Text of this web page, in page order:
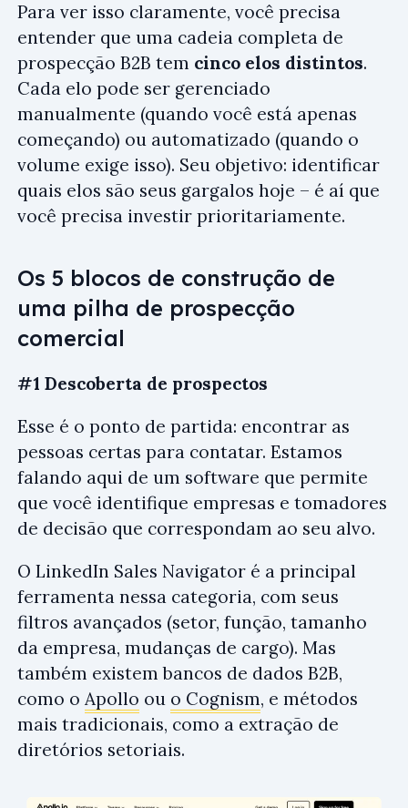
Para ver isso claramente, você precisa
entender que uma cadeia completa de
prospecção B2B tem cinco elos distintos.
Cada elo pode ser gerenciado
manualmente (quando você está apenas
começando) ou automatizado (quando o
volume exige isso). Seu objetivo: identificar
quais elos são seus gargalos hoje – é aí que
você precisa investir prioritariamente.
Os 5 blocos de construção de
uma pilha de prospecção
comercial
#1 Descoberta de prospectos
Esse é o ponto de partida: encontrar as
pessoas certas para contatar. Estamos
falando aqui de um software que permite
que você identifique empresas e tomadores
de decisão que correspondam ao seu alvo.
O LinkedIn Sales Navigator é a principal
ferramenta nessa categoria, com seus
filtros avançados (setor, função, tamanho
da empresa, mudanças de cargo). Mas
também existem bancos de dados B2B,
como o Apollo ou o Cognism, e métodos
mais tradicionais, como a extração de
diretórios setoriais.